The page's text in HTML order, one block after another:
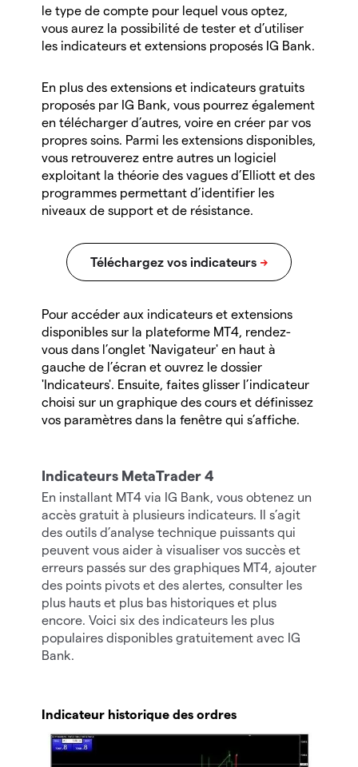
le type de compte pour lequel vous optez,
vous aurez la possibilité de tester et d’utiliser
les indicateurs et extensions proposés IG Bank.
En plus des extensions et indicateurs gratuits
proposés par IG Bank, vous pourrez également
en télécharger d’autres, voire en créer par vos
propres soins. Parmi les extensions disponibles,
vous retrouverez entre autres un logiciel
exploitant la théorie des vagues d’Elliott et des
programmes permettant d’identifier les
niveaux de support et de résistance.
Pour accéder aux indicateurs et extensions
disponibles sur la plateforme MT4, rendez-
vous dans l’onglet 'Navigateur' en haut à
gauche de l’écran et ouvrez le dossier
'Indicateurs'. Ensuite, faites glisser l’indicateur
choisi sur un graphique des cours et définissez
vos paramètres dans la fenêtre qui s’affiche.
Indicateurs MetaTrader 4
En installant MT4 via IG Bank, vous obtenez un
accès gratuit à plusieurs indicateurs. Il s’agit
des outils d’analyse technique puissants qui
peuvent vous aider à visualiser vos succès et
erreurs passés sur des graphiques MT4, ajouter
des points pivots et des alertes, consulter les
plus hauts et plus bas historiques et plus
encore. Voici six des indicateurs les plus
populaires disponibles gratuitement avec IG
Bank.
Indicateur historique des ordres